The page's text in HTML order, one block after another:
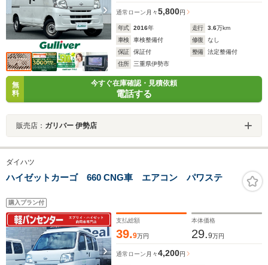
通常ローン 月々5,800円
年式 2016年 走行 3.6万km
車検
車検整備付 修復
なし
保証
保証付 整備
法定整備付
住所
三重県伊勢市
無
料
今すぐ在庫確認・見積依頼
電話する
販売店： ガリバー 伊勢店
ダイハツ
ハイゼットカーゴ 660 CNG車 エアコン パワステ
購入プラン付
支払総額
39.9万円
本体価格
29.9万円
通常ローン 月々4,200円